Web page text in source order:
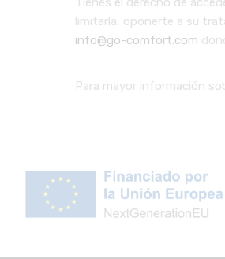
limitarla, oponerte a su
info@go-comfort.com
Para mayor información